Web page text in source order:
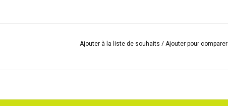
Ajouter à la liste de souhaits / Ajouter pour comparer